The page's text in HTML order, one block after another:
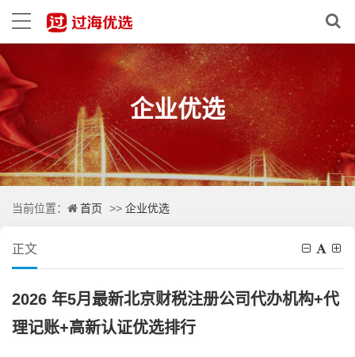
企业优选
当前位置： 首页 >> 企业优选
正文
2026 年5月最新北京财税注册公司代办机构+代
理记账+高新认证优选排行